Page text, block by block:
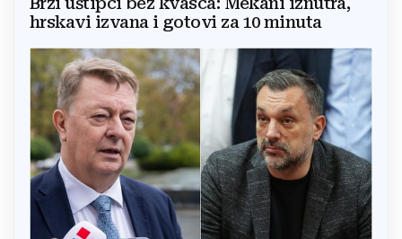
hrskavi izvana i gotovi za 10 minuta